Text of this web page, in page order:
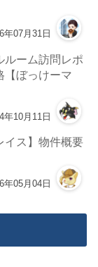
年07月31日
ルーム訪問レポ
【ぼっけーマ
年10月11日
イス】物件概要
年05月04日